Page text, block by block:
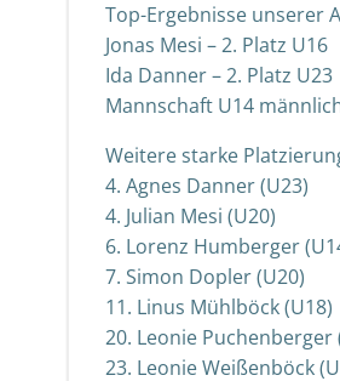
Top-Ergebnisse unserer
Jonas Mesi – 2. Platz U16
Ida Danner – 2. Platz U23
Mannschaft U14
Weitere starke
4. Agnes Danner (U23)
4. Julian Mesi (U20)
6. Lorenz Humberger
7. Simon Dopler (U20)
11. Linus Mühlböck (U18)
20. Leonie Puchenberger
23. Leonie Weißenböck